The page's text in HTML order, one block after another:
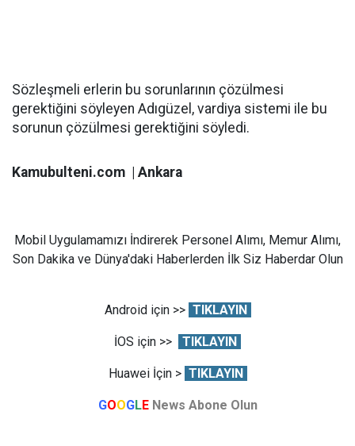
Sözleşmeli erlerin bu sorunlarının çözülmesi
gerektiğini söyleyen Adıgüzel, vardiya sistemi ile bu
sorunun çözülmesi gerektiğini söyledi.
Kamubulteni.com | Ankara
Mobil Uygulamamızı İndirerek Personel Alımı, Memur Alımı,
Son Dakika ve Dünya'daki Haberlerden İlk Siz Haberdar Olun
Android için >> TIKLAYIN
İOS için >> TIKLAYIN
Huawei İçin > TIKLAYIN
GOOGLE News Abone Olun